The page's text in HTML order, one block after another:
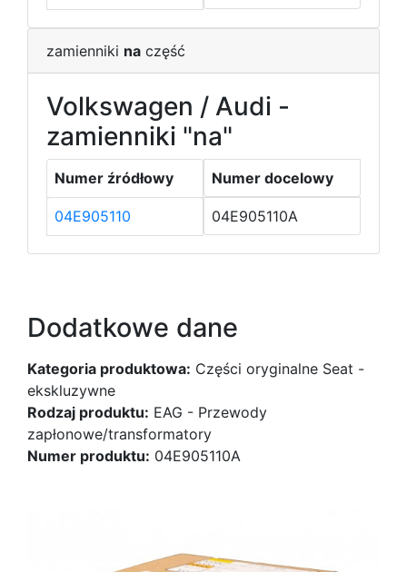
zamienniki na część
Volkswagen / Audi -
zamienniki "na"
Numer źródłowy Numer docelowy
04E905110 04E905110A
Dodatkowe dane
Kategoria produktowa: Części oryginalne Seat -
ekskluzywne
Rodzaj produktu: EAG - Przewody
zapłonowe/transformatory
Numer produktu: 04E905110A